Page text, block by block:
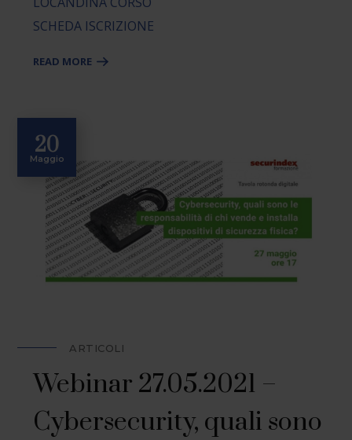
SCHEDA ISCRIZIONE
READ MORE
20
Maggio
ARTICOLI
Webinar 27.05.2021 –
Cybersecurity, quali sono